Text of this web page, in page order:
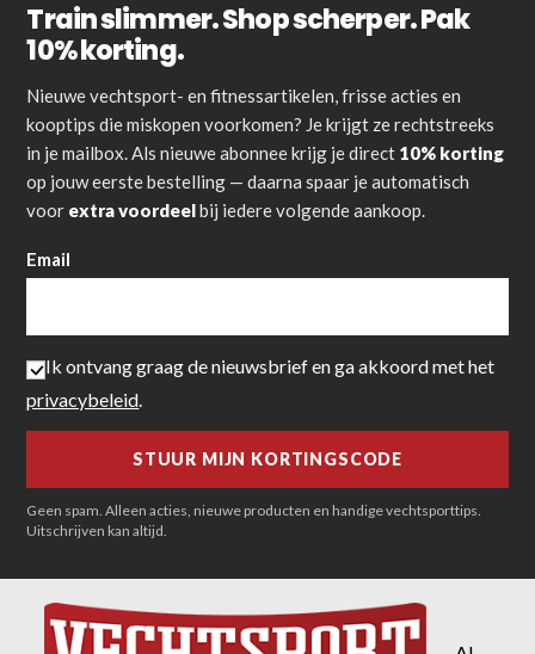
Train slimmer. Shop scherper. Pak
10% korting.
Nieuwe vechtsport- en fitnessartikelen, frisse acties en
kooptips die miskopen voorkomen? Je krijgt ze rechtstreeks
in je mailbox. Als nieuwe abonnee krijg je direct 10% korting
op jouw eerste bestelling — daarna spaar je automatisch
voor extra voordeelbij iedere volgende aankoop.
Email
Ik ontvang graag de nieuwsbrief en ga akkoord met het
privacybeleid.
Geen spam. Alleen acties, nieuwe producten en handige vechtsporttips.
Uitschrijven kan altijd.